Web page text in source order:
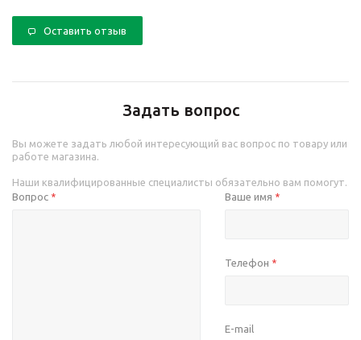
Оставить отзыв
Задать вопрос
Вы можете задать любой интересующий вас вопрос по товару или
работе магазина.
Наши квалифицированные специалисты обязательно вам помогут.
Вопрос * Ваше имя *
Телефон *
E-mail